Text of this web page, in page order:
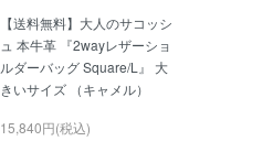
【送料無料】大人のサコッシ
ュ 本牛革 『2wayレザーショ
ルダーバッグ Square/L』 大
きいサイズ （キャメル）
15,840円(税込)